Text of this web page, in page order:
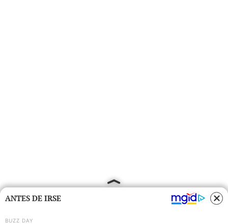
ANTES DE IRSE